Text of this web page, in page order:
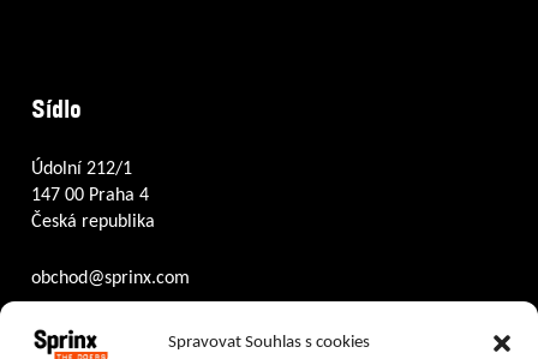
Spravovat Souhlas s cookies
Sídlo
Údolní 212/1
147 00 Praha 4
Česká republika
obchod@sprinx.com
Otevírací doba recepce: